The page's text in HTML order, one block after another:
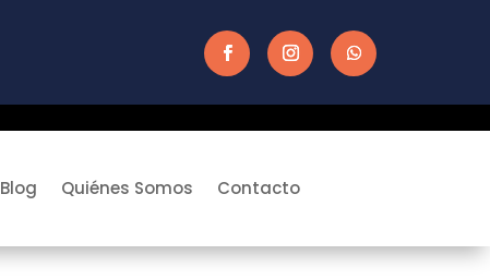
Blog Quiénes Somos Contacto